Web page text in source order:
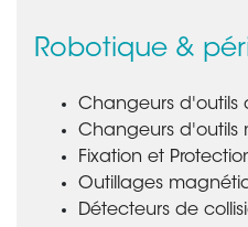
Robotique &
Changeurs d'outils
Changeurs d'outils
Fixation et
Outillages
Détecteurs de